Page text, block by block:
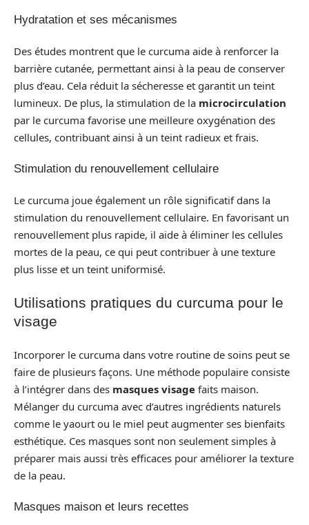
Hydratation et ses mécanismes
Des études montrent que le curcuma aide à renforcer la
barrière cutanée, permettant ainsi à la peau de conserver
plus d’eau. Cela réduit la sécheresse et garantit un teint
lumineux. De plus, la stimulation de la microcirculation
par le curcuma favorise une meilleure oxygénation des
cellules, contribuant ainsi à un teint radieux et frais.
Stimulation du renouvellement cellulaire
Le curcuma joue également un rôle significatif dans la
stimulation du renouvellement cellulaire. En favorisant un
renouvellement plus rapide, il aide à éliminer les cellules
mortes de la peau, ce qui peut contribuer à une texture
plus lisse et un teint uniformisé.
Utilisations pratiques du curcuma pour le
visage
Incorporer le curcuma dans votre routine de soins peut se
faire de plusieurs façons. Une méthode populaire consiste
à l’intégrer dans des masques visage faits maison.
Mélanger du curcuma avec d’autres ingrédients naturels
comme le yaourt ou le miel peut augmenter ses bienfaits
esthétique. Ces masques sont non seulement simples à
préparer mais aussi très efficaces pour améliorer la texture
de la peau.
Masques maison et leurs recettes